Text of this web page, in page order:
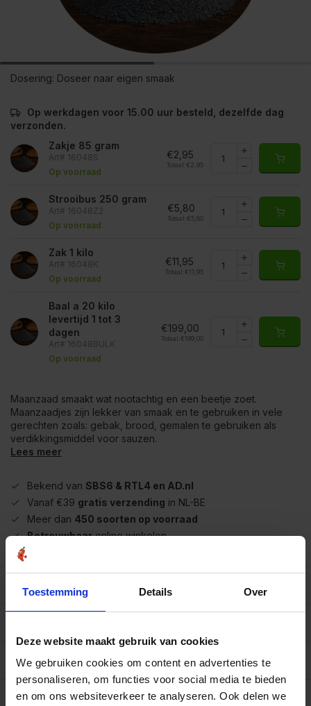
Toestemming Details Over
Deze website maakt gebruik van cookies
We gebruiken cookies om content en advertenties te
personaliseren, om functies voor social media te bieden
en om ons websiteverkeer te analyseren. Ook delen we
Dosering: Doseer naar eigen smaak
Op werkdagen voor 15.00 uur besteld, dezelfde dag
verzonden.
Zakje 85 gram
Art# 16048S
Op voorraad
€2,95
Totaal: €2,95
Strooibus 250 gram
Art# 16048Z2
Op voorraad
€5,80
Totaal: €5,80
Zak 1 kilo
Art# 16048K
Op voorraad
€11,95
Totaal: €11,95
Baal a 20 kilo
levertijd 1 tot 3
dagen
Art# 16048BULK
Op voorraad
€199,00
Totaal: €199,00
Maanzaad smaakt wat nootachtig en een beetje zoet.
Maanzaadjes zijn lekker van smaak en te gebruiken in vele
gerechten zoals: gebak, brood, gemalen te gebruiken als
verdikkingsmiddel voor sauzen.
Lees meer
Bekend van SBS6 & RTL4 en AD.nl
Vanaf €39 gratis verzending in NL-BE
Meer dan 450 soorten op voorraad
Betrouwbaaronline winkelen
Beschrijving
Allergenen/voedingswaarden per 100 gram
Op werkdagen voor 15.00 uur besteld, dezelfde dag
verzonden.